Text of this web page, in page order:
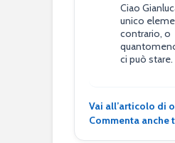
Ciao
unico
contrario, o
ci può stare.
Vai all’articolo di
Commenta anche